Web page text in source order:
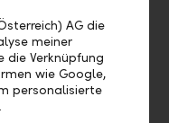
ist international
die Stärken der
und
AG die
meiner
die Verknüpfung
wie Google,
personalisierte